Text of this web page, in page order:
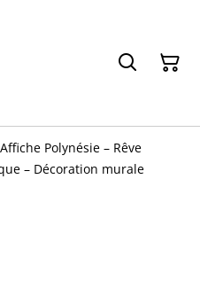
Affiche Polynésie – Rêve
– Décoration murale